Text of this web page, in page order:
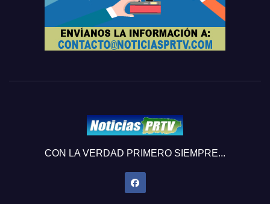
CON LA VERDAD PRIMERO SIEMPRE...